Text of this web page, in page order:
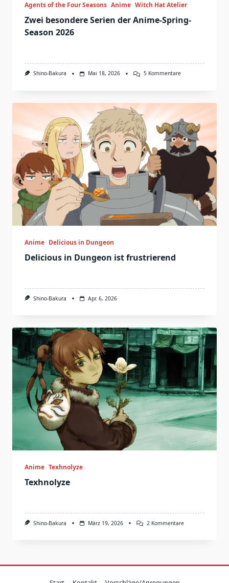
Agents of the Four Seasons Anime Witch Hat Atelier
Zwei besondere Serien der Anime-Spring-
Season 2026
Shino-Bakura Mai 18, 2026 5 KommentareZu
Der
Spring-
Season
2026
Anime Delicious in Dungeon
Delicious in Dungeon ist frustrierend
Shino-Bakura Apr. 6, 2026
Anime Texhnolyze
Texhnolyze
Shino-Bakura März 19, 2026 2 KommentareZu